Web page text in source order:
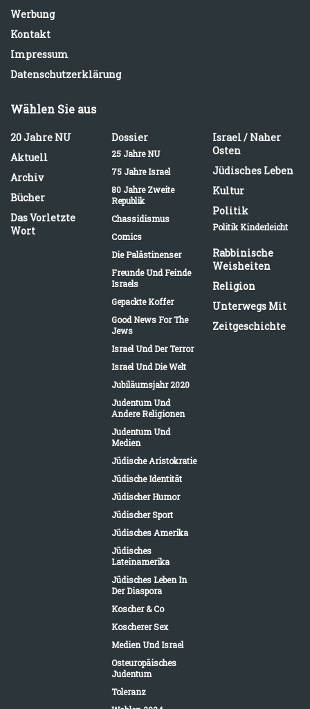
Werbung
Kontakt
Impressum
Datenschutzerklärung
Wählen Sie aus
20 Jahre NU
Aktuell
Archiv
Bücher
Das Vorletzte
Wort
Dossier
25 Jahre NU
75 Jahre Israel
80 Jahre Zweite
Republik
Chassidismus
Comics
Die Palästinenser
Freunde Und Feinde
Israels
Gepackte Koffer
Good News For The
Jews
Israel Und Der Terror
Israel Und Die Welt
Jubiläumsjahr 2020
Judentum Und
Andere Religionen
Judentum Und
Medien
Jüdische Aristokratie
Jüdische Identität
Jüdischer Humor
Jüdischer Sport
Jüdisches Amerika
Jüdisches
Lateinamerika
Jüdisches Leben In
Der Diaspora
Koscher & Co
Koscherer Sex
Medien Und Israel
Osteuropäisches
Judentum
Toleranz
Israel / Naher
Osten
Jüdisches Leben
Kultur
Politik
Politik Kinderleicht
Rabbinische
Weisheiten
Religion
Unterwegs Mit
Zeitgeschichte